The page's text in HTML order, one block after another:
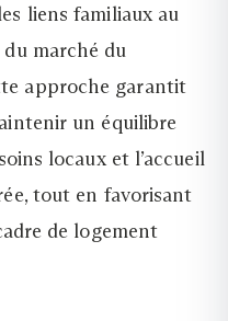
liens familiaux au
marché du
approche garantit
un équilibre
locaux et l’accueil
tout en favorisant
de logement